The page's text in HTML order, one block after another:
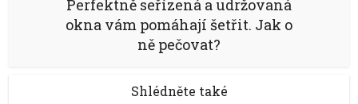
Perfektně seřízená a udržovaná
okna vám pomáhají šetřit. Jak o
ně pečovat?
Shlédněte také